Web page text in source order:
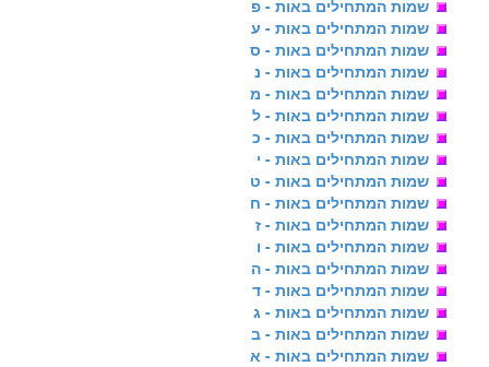
שמות המתחילים באות - פ
שמות המתחילים באות - ע
שמות המתחילים באות - ס
שמות המתחילים באות - נ
שמות המתחילים באות - מ
שמות המתחילים באות - ל
שמות המתחילים באות - כ
שמות המתחילים באות - י
שמות המתחילים באות - ט
שמות המתחילים באות - ח
שמות המתחילים באות - ז
שמות המתחילים באות - ו
שמות המתחילים באות - ה
שמות המתחילים באות - ד
שמות המתחילים באות - ג
שמות המתחילים באות - ב
שמות המתחילים באות - א